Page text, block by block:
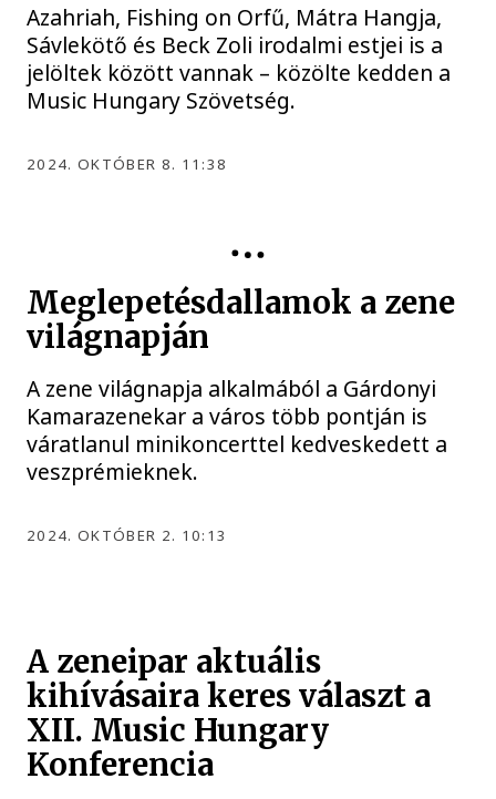
Azahriah, Fishing on Orfű, Mátra Hangja,
Sávlekötő és Beck Zoli irodalmi estjei is a
jelöltek között vannak – közölte kedden a
Music Hungary Szövetség.
2024. OKTÓBER 8. 11:38
Meglepetésdallamok a zene
világnapján
A zene világnapja alkalmából a Gárdonyi
Kamarazenekar a város több pontján is
váratlanul minikoncerttel kedveskedett a
veszprémieknek.
2024. OKTÓBER 2. 10:13
A zeneipar aktuális
kihívásaira keres választ a
XII. Music Hungary
Konferencia